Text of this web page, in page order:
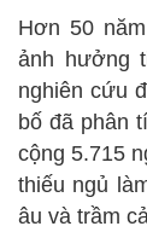
Hơn 50
ảnh hưởng
nghiên cứu
bố đã phân
cộng 5.715
thiếu ngủ
âu và trầm